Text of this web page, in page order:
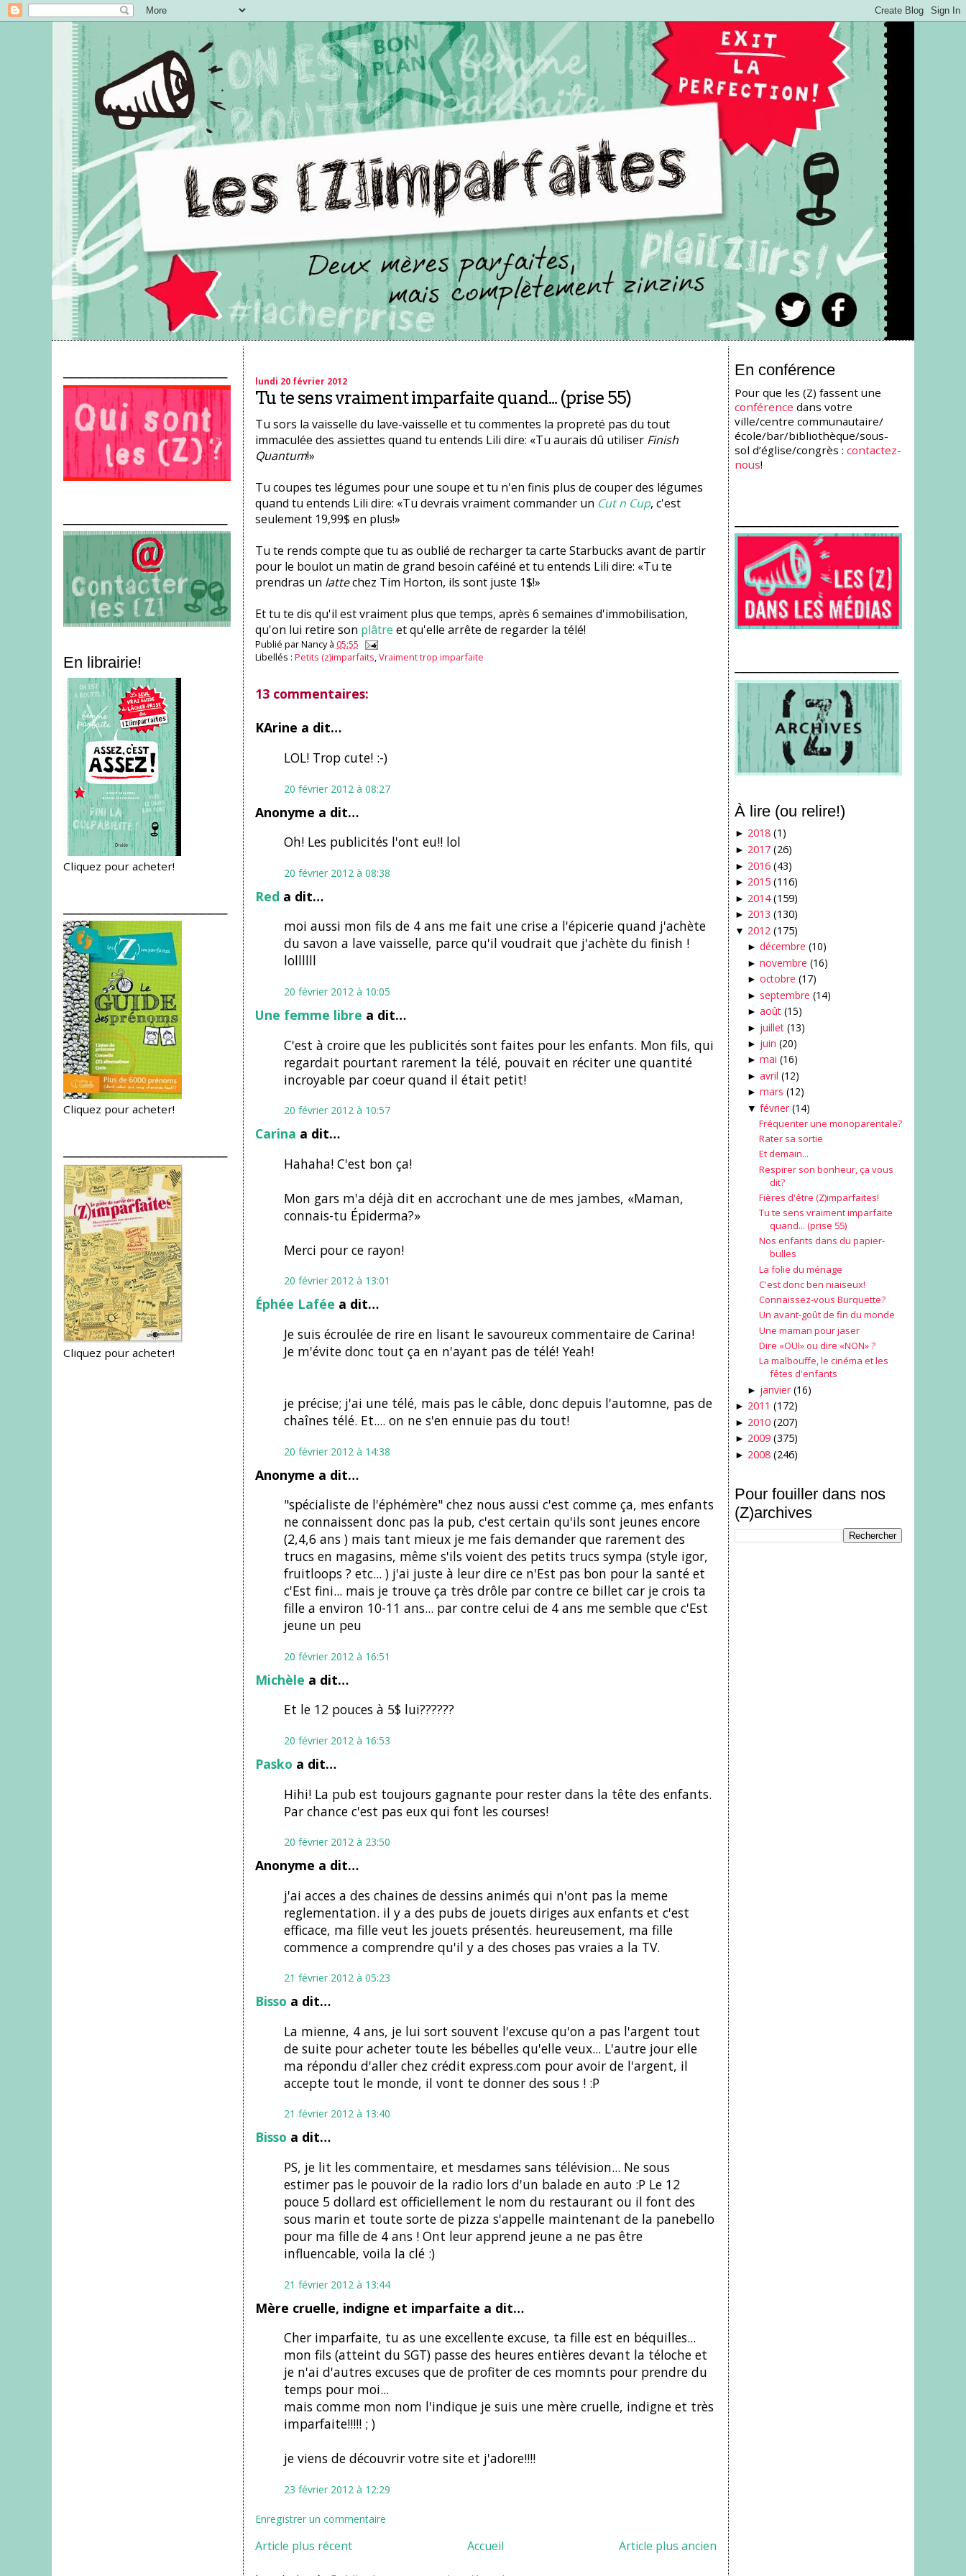
En librairie!
Cliquez pour acheter!
Cliquez pour acheter!
Cliquez pour acheter!
lundi 20 février 2012
Tu te sens vraiment imparfaite quand... (prise 55)
Tu sors la vaisselle du lave-vaisselle et tu commentes la propreté pas du tout
immaculée des assiettes quand tu entends Lili dire: «Tu aurais dû utiliser Finish
Quantum!»
Tu coupes tes légumes pour une soupe et tu n'en finis plus de couper des légumes
quand tu entends Lili dire: «Tu devrais vraiment commander un Cut n Cup, c'est
seulement 19,99$ en plus!»
Tu te rends compte que tu as oublié de recharger ta carte Starbucks avant de partir
pour le boulot un matin de grand besoin caféiné et tu entends Lili dire: «Tu te
prendras un lattechez Tim Horton, ils sont juste 1$!»
Et tu te dis qu'il est vraiment plus que temps, après 6 semaines d'immobilisation,
qu'on lui retire son plâtre et qu'elle arrête de regarder la télé!
Publié parNancy à 05:55
Libellés : Petits (z)imparfaits,Vraiment trop imparfaite
13 commentaires:
KArine a dit…
LOL! Trop cute! :-)
20 février 2012 à 08:27
Anonyme a dit…
Oh! Les publicités l'ont eu!! lol
20 février 2012 à 08:38
Red a dit…
moi aussi mon fils de 4 ans me fait une crise a l'épicerie quand j'achète
du savon a lave vaisselle, parce qu'il voudrait que j'achète du finish !
lollllll
20 février 2012 à 10:05
Une femme libre a dit…
C'est à croire que les publicités sont faites pour les enfants. Mon fils, qui
regardait pourtant rarement la télé, pouvait en réciter une quantité
incroyable par coeur quand il était petit!
20 février 2012 à 10:57
Carina a dit…
Hahaha! C'est bon ça!
Mon gars m'a déjà dit en accrochant une de mes jambes, «Maman,
connais-tu Épiderma?»
Merci pour ce rayon!
20 février 2012 à 13:01
Éphée Lafée a dit…
Je suis écroulée de rire en lisant le savoureux commentaire de Carina!
Je m'évite donc tout ça en n'ayant pas de télé! Yeah!
je précise; j'ai une télé, mais pas le câble, donc depuis l'automne, pas de
chaînes télé. Et.... on ne s'en ennuie pas du tout!
20 février 2012 à 14:38
Anonyme a dit…
"spécialiste de l'éphémère" chez nous aussi c'est comme ça, mes enfants
ne connaissent donc pas la pub, c'est certain qu'ils sont jeunes encore
(2,4,6 ans ) mais tant mieux je me fais demander que rarement des
trucs en magasins, même s'ils voient des petits trucs sympa (style igor,
fruitloops ? etc... ) j'ai juste à leur dire ce n'Est pas bon pour la santé et
c'Est fini... mais je trouve ça très drôle par contre ce billet car je crois ta
fille a environ 10-11 ans... par contre celui de 4 ans me semble que c'Est
jeune un peu
20 février 2012 à 16:51
Michèle a dit…
Et le 12 pouces à 5$ lui??????
20 février 2012 à 16:53
Pasko a dit…
Hihi! La pub est toujours gagnante pour rester dans la tête des enfants.
Par chance c'est pas eux qui font les courses!
20 février 2012 à 23:50
Anonyme a dit…
j'ai acces a des chaines de dessins animés qui n'ont pas la meme
reglementation. il y a des pubs de jouets diriges aux enfants et c'est
efficace, ma fille veut les jouets présentés. heureusement, ma fille
commence a comprendre qu'il y a des choses pas vraies a la TV.
21 février 2012 à 05:23
Bisso a dit…
La mienne, 4 ans, je lui sort souvent l'excuse qu'on a pas l'argent tout
de suite pour acheter toute les bébelles qu'elle veux... L'autre jour elle
ma répondu d'aller chez crédit express.com pour avoir de l'argent, il
accepte tout le monde, il vont te donner des sous ! :P
21 février 2012 à 13:40
Bisso a dit…
PS, je lit les commentaire, et mesdames sans télévision... Ne sous
estimer pas le pouvoir de la radio lors d'un balade en auto :P Le 12
pouce 5 dollard est officiellement le nom du restaurant ou il font des
sous marin et toute sorte de pizza s'appelle maintenant de la panebello
pour ma fille de 4 ans ! Ont leur apprend jeune a ne pas être
influencable, voila la clé :)
21 février 2012 à 13:44
Mère cruelle, indigne et imparfaite a dit…
Cher imparfaite, tu as une excellente excuse, ta fille est en béquilles...
mon fils (atteint du SGT) passe des heures entières devant la téloche et
je n'ai d'autres excuses que de profiter de ces momnts pour prendre du
temps pour moi...
mais comme mon nom l'indique je suis une mère cruelle, indigne et très
imparfaite!!!!! ; )
je viens de découvrir votre site et j'adore!!!!
23 février 2012 à 12:29
Enregistrer un commentaire
Article plus récent Article plus ancien
Accueil
En conférence
Pour que les (Z) fassent une
conférence dans votre
ville/centre communautaire/
école/bar/bibliothèque/sous-
sol d’église/congrès :contactez-
nous!
À lire (ou relire!)
► 2018 (1)
► 2017 (26)
► 2016 (43)
► 2015 (116)
► 2014 (159)
► 2013 (130)
▼ 2012 (175)
► décembre (10)
► novembre (16)
► octobre (17)
► septembre (14)
► août (15)
► juillet (13)
► juin (20)
► mai (16)
► avril (12)
► mars (12)
▼ février (14)
Fréquenter une monoparentale?
Rater sa sortie
Et demain...
Respirer son bonheur, ça vous
dit?
Fières d'être (Z)imparfaites!
Tu te sens vraiment imparfaite
quand... (prise 55)
Nos enfants dans du papier-
bulles
La folie du ménage
C'est donc ben niaiseux!
Connaissez-vous Burquette?
Un avant-goût de fin du monde
Une maman pour jaser
Dire «OUI» ou dire «NON» ?
La malbouffe, le cinéma et les
fêtes d'enfants
► janvier (16)
► 2011 (172)
► 2010 (207)
► 2009 (375)
► 2008 (246)
Pour fouiller dans nos
(Z)archives